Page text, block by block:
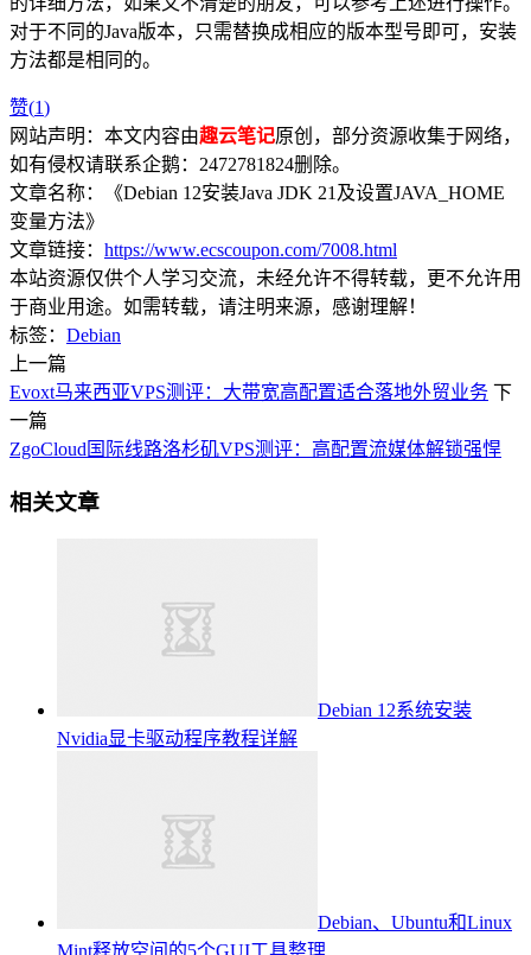
对于不同的Java版本，只需替换成相应的版本型号即可，安装
方法都是相同的。
赞(1)
网站声明：本文内容由趣云笔记原创，部分资源收集于网络，
如有侵权请联系企鹅：2472781824删除。
文章名称：《Debian 12安装Java JDK 21及设置JAVA_HOME
变量方法》
文章链接： https://www.ecscoupon.com/7008.html
本站资源仅供个人学习交流，未经允许不得转载，更不允许用
于商业用途。如需转载，请注明来源，感谢理解！
标签： Debian
上一篇
Evoxt马来西亚VPS测评：大带宽高配置适合落地外贸业务 下
一篇
ZgoCloud国际线路洛杉矶VPS测评：高配置流媒体解锁强悍
相关文章
Debian 12系统安装
Nvidia显卡驱动程序教程详解
Debian、Ubuntu和Linux
Mint释放空间的5个GUI工具整理